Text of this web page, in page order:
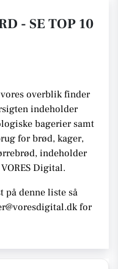
- SE TOP 10
overblik finder
indeholder
bagerier samt
for brød, kager,
indeholder
Digital.
på denne liste så
for